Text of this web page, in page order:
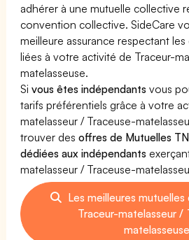
adhérer à une mutuelle collective
convention collective. SideCare
meilleure assurance respectant
liées à votre activité de Traceur-
matelasseuse.
Sivous êtes indépendants vous
tarifs préférentiels grâce à votre
matelasseur / Traceuse-
trouver desoffres de Mutuelles
dédiées aux indépendants
matelasseur / Traceuse-
Les meilleures
Traceur-matelasseur /
matelasseuse